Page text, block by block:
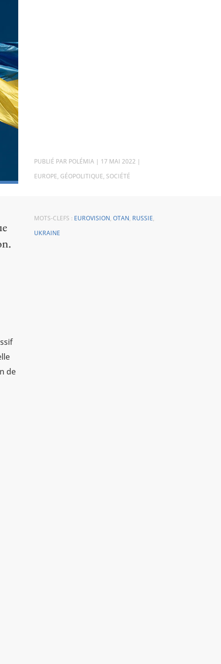
PAR POLÉMIA | 17 MAI 2022 |
EUROPE, GÉOPOLITIQUE, SOCIÉTÉ
de
MOTS-CLEFS : EUROVISION, OTAN, RUSSIE,
UKRAINE